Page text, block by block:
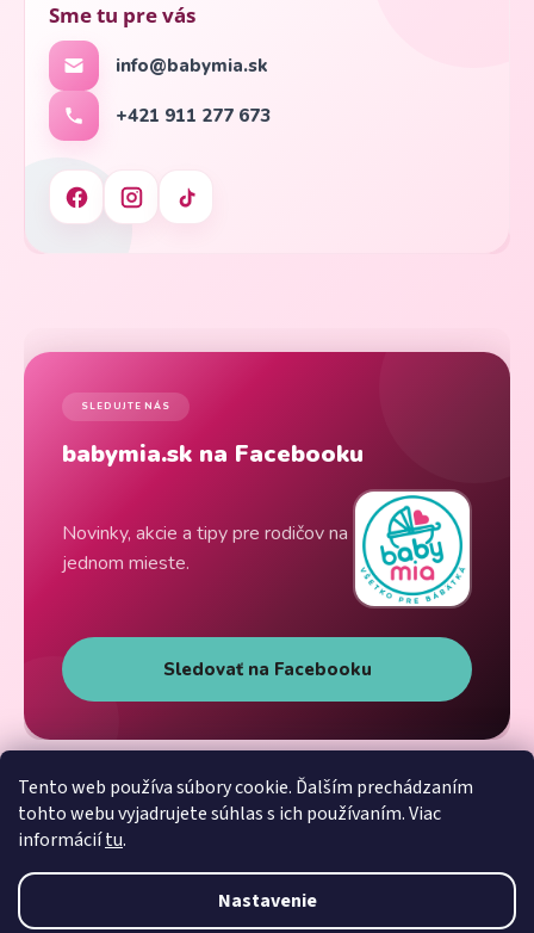
Tento web používa súbory cookie. Ďalším prechádzaním
tohto webu vyjadrujete súhlas s ich používaním. Viac
informáciítu.
Nastavenie
Sme tu pre vás
info@babymia.sk
+421 911 277 673
SLEDUJTE NÁS
babymia.sk na Facebooku
Novinky, akcie a tipy pre rodičov na
jednom mieste.
Sledovať na Facebooku